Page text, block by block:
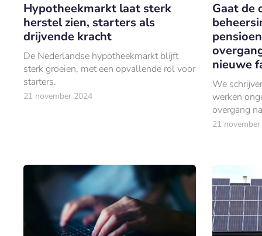
Hypotheekmarkt laat sterk
herstel zien, starters als
drijvende kracht
De Nederlandse hypotheekmarkt blijft
sterk groeien, met een opvallende rol voor
starters.
21 november 2024
Gaat de
nieuwe
We
werken
overgang
deze
21